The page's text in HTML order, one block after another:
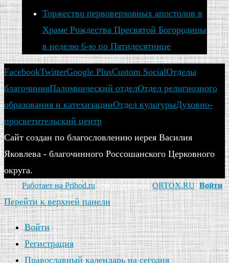
Торжество первоверховных апостолов в
Храме Рождества Пресвятой Богородицы
в неделю 6-ю по Пятидесятнице
FacebookTwitterGoogle PlusCustom SocialОтделы
благочинияПаломнический отделОтдел религиозного
образования и катехизацииОтдел культурыДуховно-
просветительский центр
Сайт создан по благословлению иерея Василия
Яковлева - благочинного Россошанского Церковного
округа.
Работает на Prihod.ruпри поддержкеORTOX.RU[Войти]
Перейти к верхней панели
Войти
Регистрация
Православный календарь на сегодня